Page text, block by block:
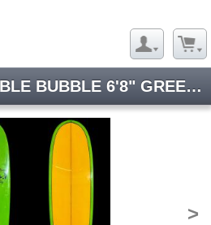
【中古 PU】 DOUBLE BUBBLE 6'8" GREENxORANGE
>